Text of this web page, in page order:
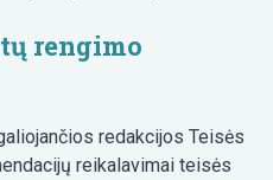
rengimo
redakcijos Teisės
reikalavimai teisės